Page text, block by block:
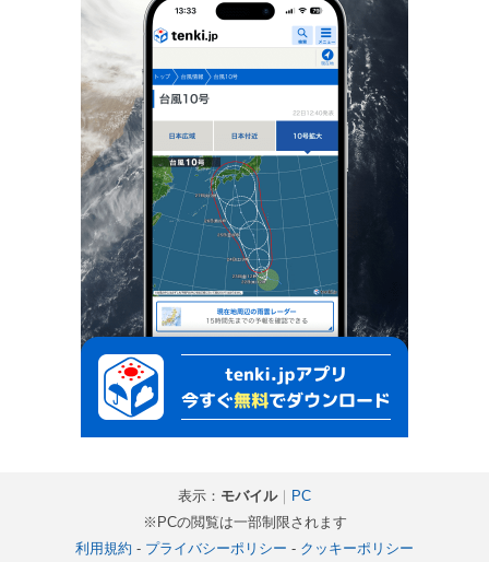
表示： モバイル｜
PC
※PCの閲覧は一部制限されます
利用規約 - プライバシーポリシー - クッキーポリシー